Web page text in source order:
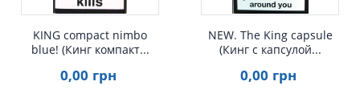
KING compact nimbo
blue! (Кинг компакт...
0,00 грн
NEW. The King capsule
(Кинг с капсулой...
0,00 грн